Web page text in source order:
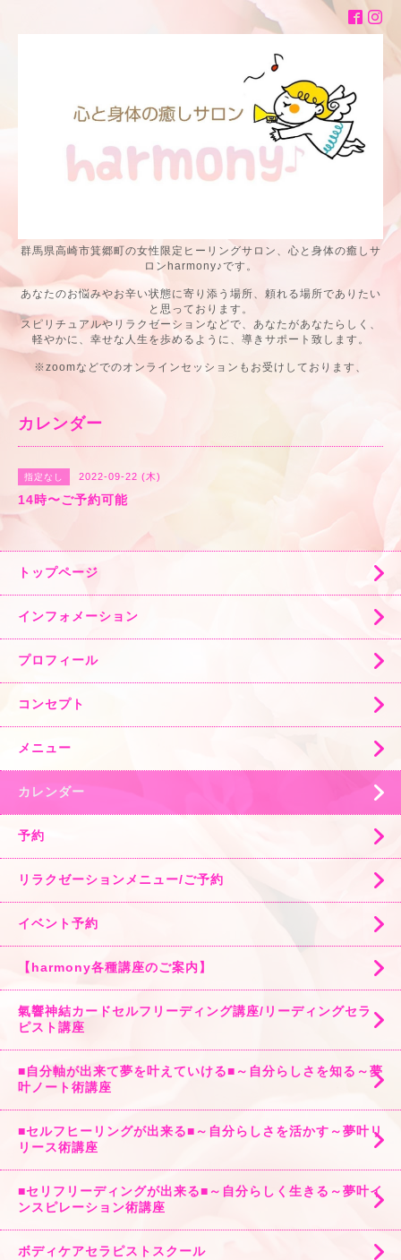
群馬県高崎市箕郷町の女性限定ヒーリングサロン、心と身体の癒しサ
ロンharmony♪です。
あなたのお悩みやお辛い状態に寄り添う場所、頼れる場所でありたい
と思っております。
スピリチュアルやリラクゼーションなどで、あなたがあなたらしく、
軽やかに、幸せな人生を歩めるように、導きサポート致します。
※zoomなどでのオンラインセッションもお受けしております、
カレンダー
指定なし 2022-09-22 (木)
14時〜ご予約可能
トップページ
インフォメーション
プロフィール
コンセプト
メニュー
カレンダー
予約
リラクゼーションメニュー/ご予約
イベント予約
【harmony各種講座のご案内】
氣響神結カードセルフリーディング講座/リーディングセラ
ピスト講座
■自分軸が出来て夢を叶えていける■～自分らしさを知る～夢
叶ノート術講座
■セルフヒーリングが出来る■～自分らしさを活かす～夢叶リ
リース術講座
■セリフリーディングが出来る■～自分らしく生きる～夢叶イ
ンスピレーション術講座
ボディケアセラピストスクール